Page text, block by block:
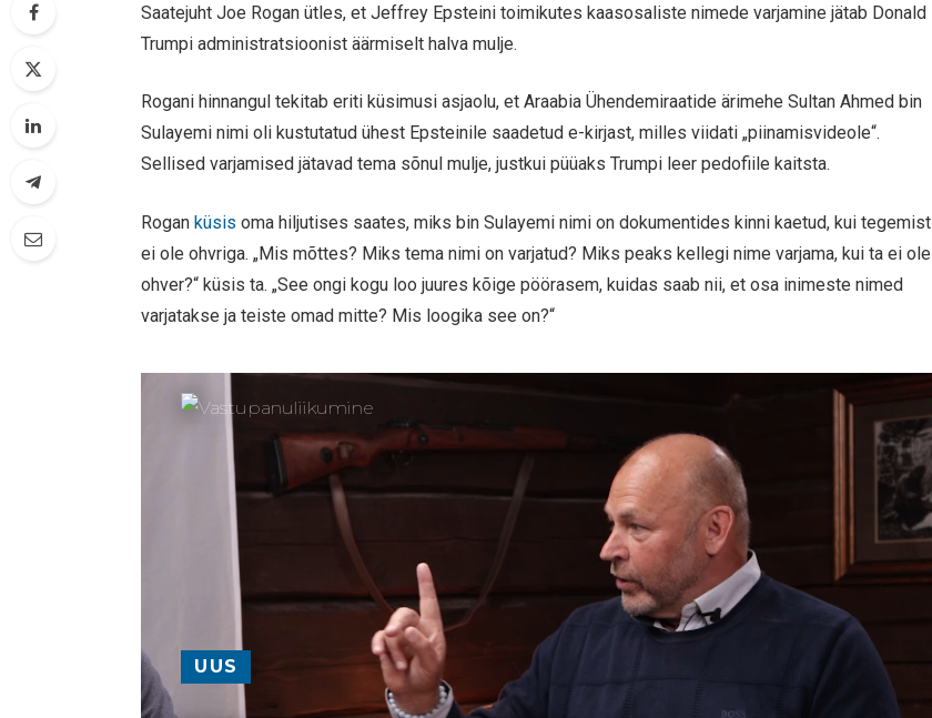
Saatejuht Joe Rogan ütles, et Jeffrey Epsteini toimikutes kaasosaliste nimede varjamine jätab Donald
Trumpi administratsioonist äärmiselt halva mulje.
Rogani hinnangul tekitab eriti küsimusi asjaolu, et Araabia Ühendemiraatide ärimehe Sultan Ahmed bin
Sulayemi nimi oli kustutatud ühest Epsteinile saadetud e-kirjast, milles viidati „piinamisvideole“.
Sellised varjamised jätavad tema sõnul mulje, justkui püüaks Trumpi leer pedofiile kaitsta.
Roganküsisoma hiljutises saates, miks bin Sulayemi nimi on dokumentides kinni kaetud, kui tegemist
ei ole ohvriga. „Mis mõttes? Miks tema nimi on varjatud? Miks peaks kellegi nime varjama, kui ta ei ole
ohver?“ küsis ta. „See ongi kogu loo juures kõige pöörasem, kuidas saab nii, et osa inimeste nimed
varjatakse ja teiste omad mitte? Mis loogika see on?“
UUS